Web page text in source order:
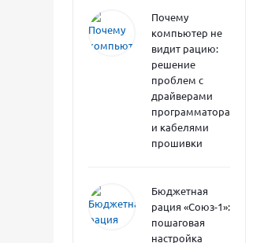
Почему
компьютер не
видит рацию:
решение
проблем с
драйверами
программатора
и кабелями
прошивки
Бюджетная
рация «Союз-1»:
пошаговая
настройка